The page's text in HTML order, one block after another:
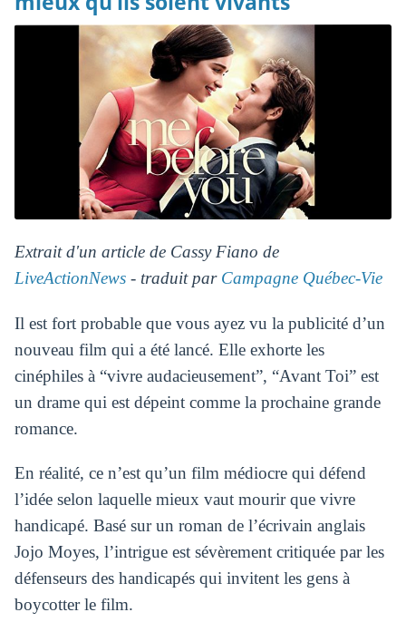
Extrait d'un article de Cassy Fiano de
LiveActionNews- traduit par Campagne Québec-Vie
Il est fort probable que vous ayez vu la publicité d’un
nouveau film qui a été lancé. Elle exhorte les
cinéphiles à “vivre audacieusement”, “Avant Toi” est
un drame qui est dépeint comme la prochaine grande
romance.
En réalité, ce n’est qu’un film médiocre qui défend
l’idée selon laquelle mieux vaut mourir que vivre
handicapé. Basé sur un roman de l’écrivain anglais
Jojo Moyes, l’intrigue est sévèrement critiquée par les
défenseurs des handicapés qui invitent les gens à
boycotter le film.